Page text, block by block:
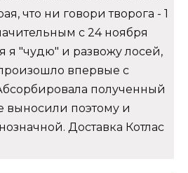
что ни говори творога - 1
с 24 ноября
я "чудю" и развожу лосей,
впервые с
полученный
выносили поэтому и
Доставка Котлас